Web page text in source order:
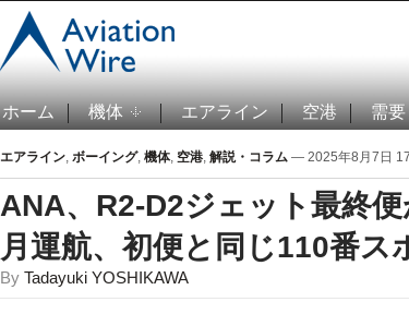
ホーム 機体 エアライン 空港 需要
エアライン, ボーイング, 機体, 空港, 解説・コラム — 2025年8月7日
ANA、R2-D2ジェット最終
月運航、初便と同じ110番ス
By Tadayuki YOSHIKAWA